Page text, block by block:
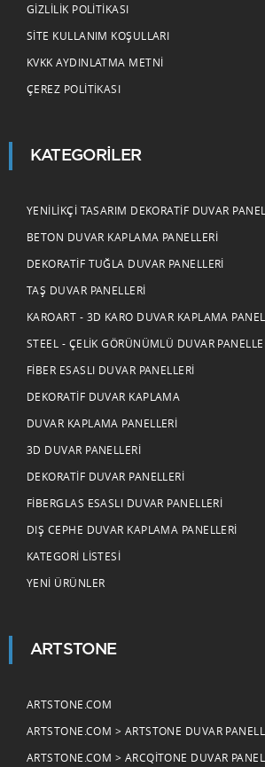
GIZLILIK POLITIKASI
SITE KULLANIM KOŞULLARI
KVKK AYDINLATMA METNI
ÇEREZ POLITIKASI
KATEGORILER
YENILIKÇI TASARIM DEKORATIF DUVAR
BETON DUVAR KAPLAMA PANELLERI
DEKORATIF TUĞLA DUVAR PANELLERI
TAŞ DUVAR PANELLERI
KAROART - 3D KARO DUVAR KAPLAMA
STEEL - ÇELIK GÖRÜNÜMLÜ DUVAR
FIBER ESASLI DUVAR PANELLERI
DEKORATIF DUVAR KAPLAMA
DUVAR KAPLAMA PANELLERI
3D DUVAR PANELLERI
DEKORATIF DUVAR PANELLERI
FIBERGLAS ESASLI DUVAR PANELLERI
DIŞ CEPHE DUVAR KAPLAMA PANELLERI
KATEGORI LISTESI
YENI ÜRÜNLER
ARTSTONE
ARTSTONE.COM
ARTSTONE.COM > ARTSTONE DUVAR
ARTSTONE.COM > ARCQITONE DUVAR